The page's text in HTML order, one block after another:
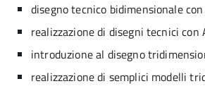
disegno tecnico bidimensionale
realizzazione di disegni tecnici con
introduzione al disegno
realizzazione di semplici modelli